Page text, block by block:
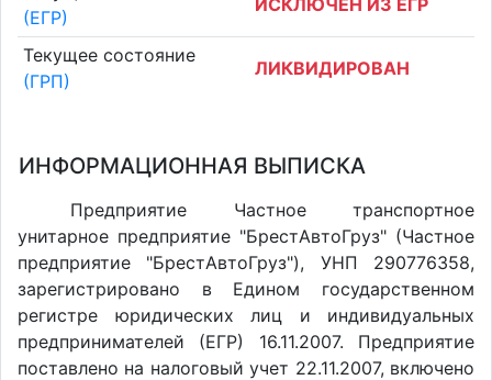
(ЕГР)
Текущее состояние
(ГРП)
ЛИКВИДИРОВАН
ИНФОРМАЦИОННАЯ ВЫПИСКА
Предприятие Частное транспортное
унитарное предприятие "БрестАвтоГруз" (Частное
предприятие "БрестАвтоГруз"), УНП 290776358,
зарегистрировано в Едином государственном
регистре юридических лиц и индивидуальных
предпринимателей (ЕГР) 16.11.2007. Предприятие
поставлено на налоговый учет 22.11.2007, включено